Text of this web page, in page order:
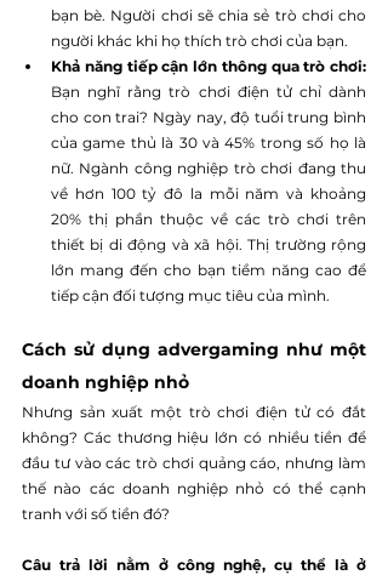
bạn bè. Người chơi sẽ chia sẻ trò chơi cho
người khác khi họ thích trò chơi của bạn.
Bạn nghĩ rằng trò chơi điện tử chỉ dành
cho con trai? Ngày nay, độ tuổi trung bình
của game thủ là 30 và 45% trong số họ là
nữ. Ngành công nghiệp trò chơi đang thu
về hơn 100 tỷ đô la mỗi năm và khoảng
20% thị phần thuộc về các trò chơi trên
thiết bị di động và xã hội. Thị trường rộng
lớn mang đến cho bạn tiềm năng cao để
tiếp cận đối tượng mục tiêu của mình.
Cách sử dụng advergaming như một
doanh nghiệp nhỏ
Nhưng sản xuất một trò chơi điện tử có đắt
không? Các thương hiệu lớn có nhiều tiền để
đầu tư vào các trò chơi quảng cáo, nhưng làm
thế nào các doanh nghiệp nhỏ có thể cạnh
tranh với số tiền đó?
Câu trả lời nằm ở công nghệ, cụ thể là ở